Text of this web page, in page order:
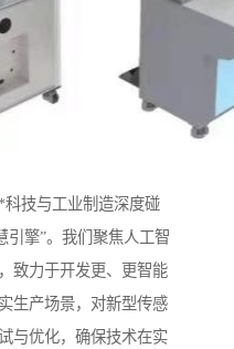
技与工业制造深度碰
引擎”。我们聚焦人工智
致力于开发更、更智能
生产场景，对新型传感
与优化，确保技术在实